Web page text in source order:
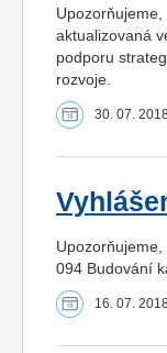
aktualizovaná
podporu
rozvoje.
30. 07.
Upozorňujeme,
094 Budování
16. 07.